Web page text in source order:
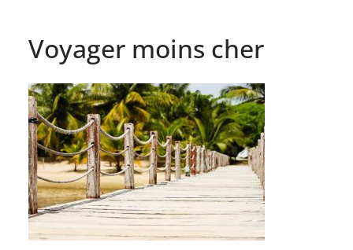
Voyager moins cher